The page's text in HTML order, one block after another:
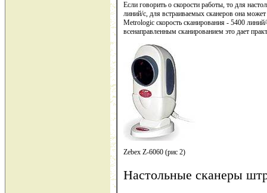
Если говорить о скорости работы, то для
линий/с, для встраиваемых сканеров она
Metrologic скорость сканирования - 5400
всенаправленным сканированием это дает
Zebex Z-6060 (рис 2)
Настольные сканеры